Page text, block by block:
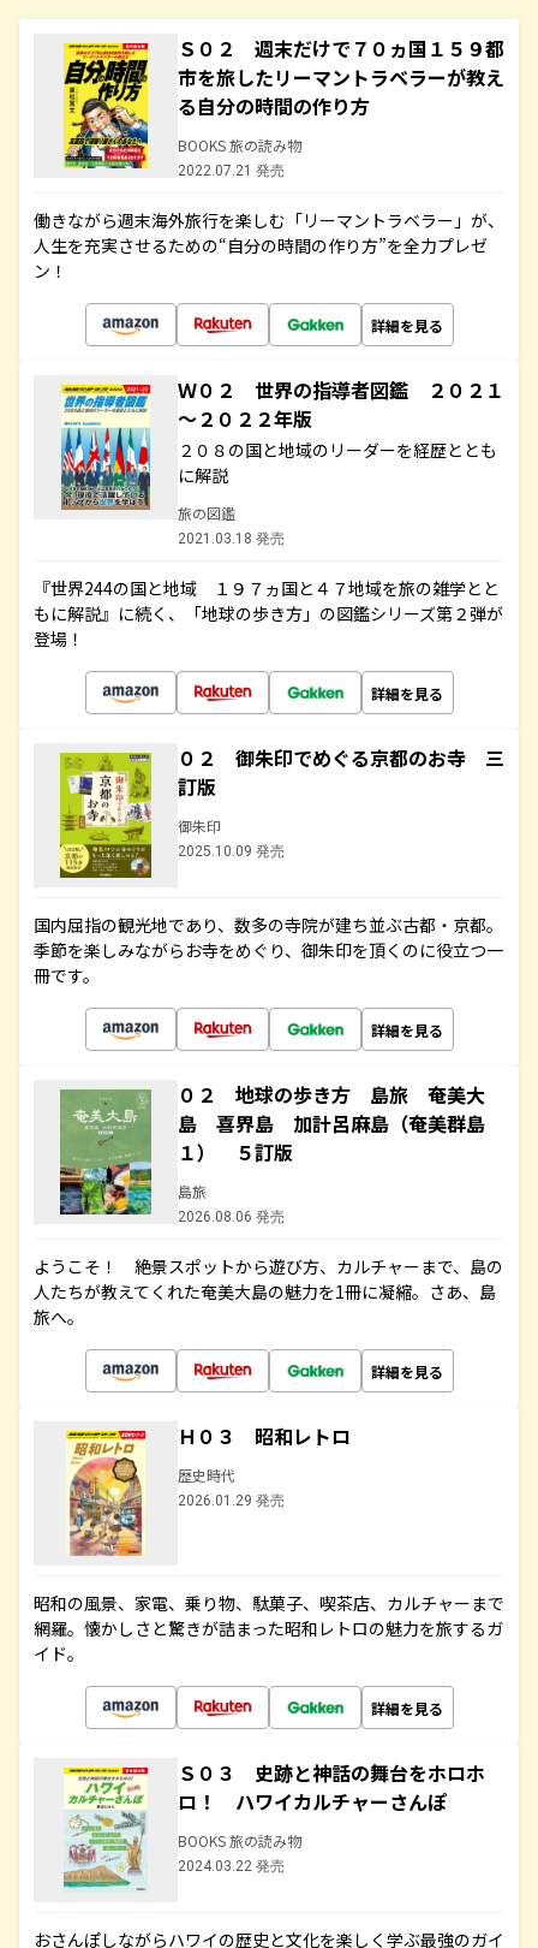
Ｓ０２ 週末だけで７０ヵ国１５９都
市を旅したリーマントラベラーが教え
る自分の時間の作り方
BOOKS 旅の読み物
2022.07.21 発売
働きながら週末海外旅行を楽しむ「リーマントラベラー」が、
人生を充実させるための“自分の時間の作り方”を全力プレゼ
ン！
詳細を見る
Ｗ０２ 世界の指導者図鑑 ２０２１
～２０２２年版
２０８の国と地域のリーダーを経歴ととも
に解説
旅の図鑑
2021.03.18 発売
『世界244の国と地域 １９７ヵ国と４７地域を旅の雑学とと
もに解説』に続く、「地球の歩き方」の図鑑シリーズ第２弾が
登場！
詳細を見る
０２ 御朱印でめぐる京都のお寺 三
訂版
御朱印
2025.10.09 発売
国内屈指の観光地であり、数多の寺院が建ち並ぶ古都・京都。
季節を楽しみながらお寺をめぐり、御朱印を頂くのに役立つ一
冊です。
詳細を見る
０２ 地球の歩き方 島旅 奄美大
島 喜界島 加計呂麻島（奄美群島
１） ５訂版
島旅
2026.08.06 発売
ようこそ！ 絶景スポットから遊び方、カルチャーまで、島の
人たちが教えてくれた奄美大島の魅力を1冊に凝縮。さあ、島
旅へ。
詳細を見る
Ｈ０３ 昭和レトロ
歴史時代
2026.01.29 発売
昭和の風景、家電、乗り物、駄菓子、喫茶店、カルチャーまで
網羅。懐かしさと驚きが詰まった昭和レトロの魅力を旅するガ
イド。
詳細を見る
Ｓ０３ 史跡と神話の舞台をホロホ
ロ！ ハワイカルチャーさんぽ
BOOKS 旅の読み物
2024.03.22 発売
おさんぽしながらハワイの歴史と文化を楽しく学ぶ最強のガイ